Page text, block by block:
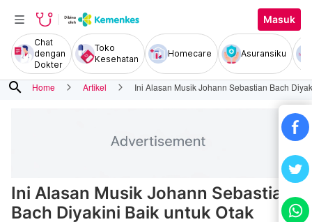
Masuk
Chat
dengan
Dokter
Toko
Kesehatan
Homecare Asuransiku
search Home Artikel Ini Alasan Musik Johann Sebastian Bach
Ini Alasan Musik Johann Sebastian
Bach Diyakini Baik untuk Otak